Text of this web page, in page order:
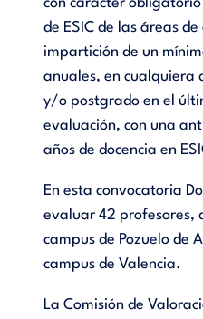
con carácter
de ESIC de las áreas
impartición de un
anuales, en cualquiera
y/o postgrado en el
evaluación, con una
años de docencia en
En esta convocatoria
evaluar 42 profesores,
campus de Pozuelo de
campus de Valencia.
La Comisión de